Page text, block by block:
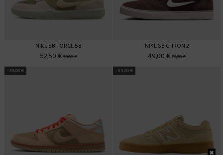
NIKE SB FORCE 58
52,50 €75,00 €
NIKE SB CHRON 2
49,00 €70,00 €
-36,00 € -33,00 €